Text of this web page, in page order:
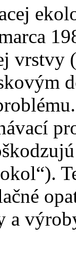
vrstvy
a